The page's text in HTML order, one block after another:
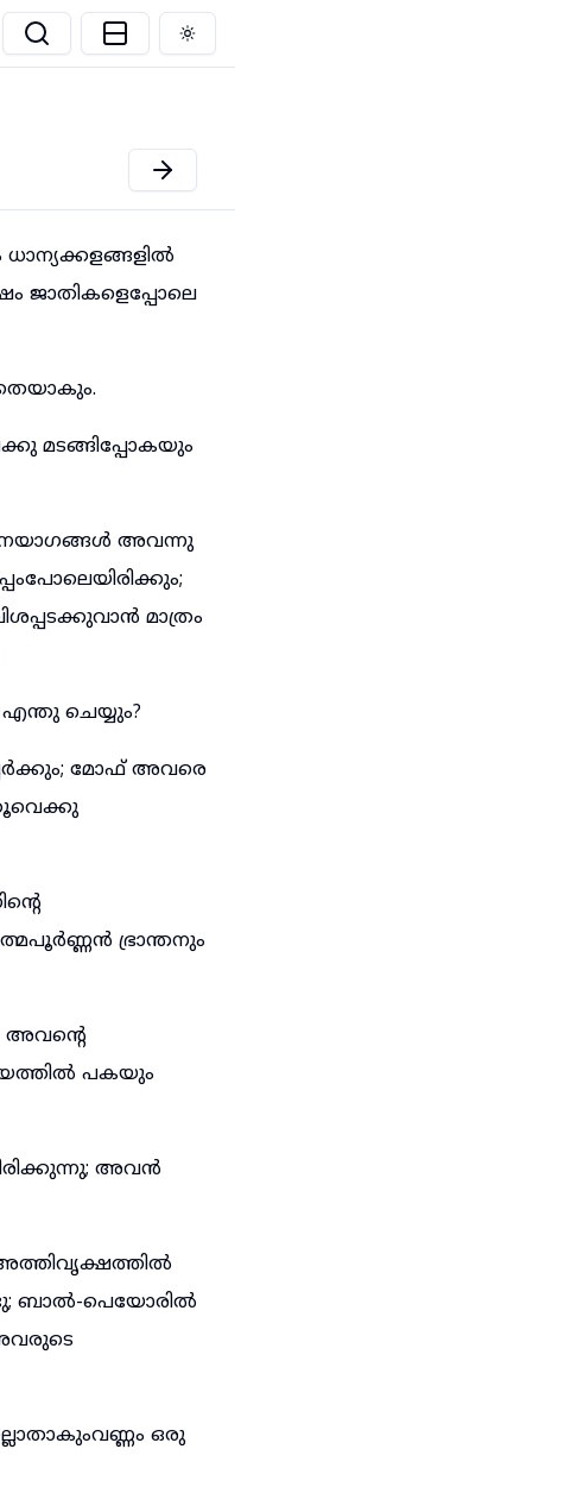
Toggle theme
ജാതികളെപ്പോലെ
മടങ്ങിപ്പോകയും
അവന്നു
മാത്രം
ചെയ്യും?
മോഫ് അവരെ
ഭ്രാന്തനും
അവന്റെ
പകയും
അവൻ
അത്തിവൃക്ഷത്തിൽ
ബാൽ-പെയോരിൽ
ഒരു